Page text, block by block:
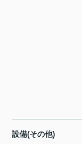
設備(その他)